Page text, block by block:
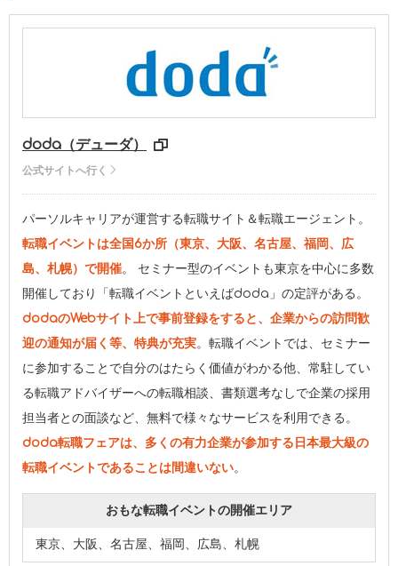
doda（デューダ）
公式サイトへ行く
パーソルキャリアが運営する転職サイト＆転職エージェント。
転職イベントは全国6か所（東京、大阪、名古屋、福岡、広
島、札幌）で開催。 セミナー型のイベントも東京を中心に多数
開催しており「転職イベントといえばdoda」の定評がある。
dodaのWebサイト上で事前登録をすると、企業からの訪問歓
迎の通知が届く等、特典が充実。転職イベントでは、セミナー
に参加することで自分のはたらく価値がわかる他、常駐してい
る転職アドバイザーへの転職相談、書類選考なしで企業の採用
担当者との面談など、無料で様々なサービスを利用できる。
doda転職フェアは、多くの有力企業が参加する日本最大級の
転職イベントであることは間違いない。
おもな転職イベントの開催エリア
東京、大阪、名古屋、福岡、広島、札幌